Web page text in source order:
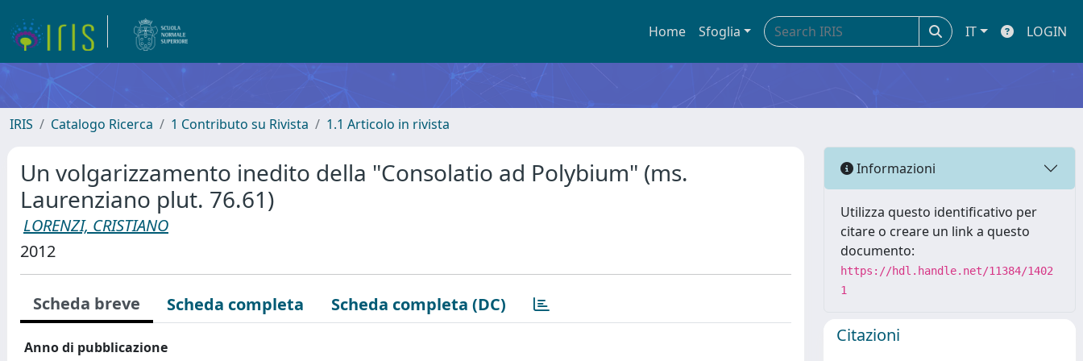
Home Sfoglia IT LOGIN
IRIS Catalogo Ricerca 1 Contributo su Rivista 1.1 Articolo in rivista
Un volgarizzamento inedito della "Consolatio ad Polybium" (ms.
Laurenziano plut. 76.61)
LORENZI, CRISTIANO
2012
Scheda breve Scheda completa Scheda completa (DC)
Anno di pubblicazione
Informazioni
Utilizza questo identificativo per
citare o creare un link a questo
documento:
https://hdl.handle.net/11384/1402
1
Citazioni